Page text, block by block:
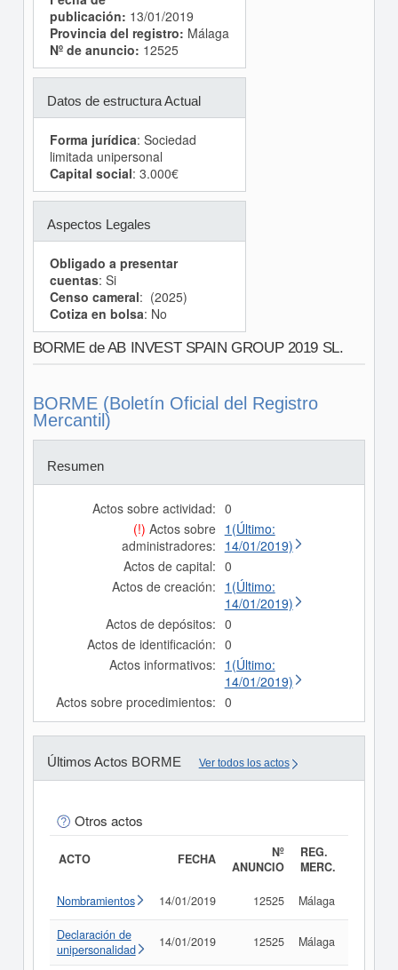
publicación: 13/01/2019
Provincia del registro: Málaga
Nº de anuncio: 12525
Datos de estructura Actual
Forma jurídica: Sociedad
limitada unipersonal
Capital social: 3.000€
Aspectos Legales
Obligado a presentar
cuentas: Si
Censo cameral: (2025)
Cotiza en bolsa: No
BORME de AB INVEST SPAIN GROUP 2019 SL.
BORME (Boletín Oficial del Registro
Mercantil)
Resumen
Actos sobre actividad: 0
(!) Actos sobre
administradores:
1(Último:
14/01/2019)
Actos de capital: 0
Actos de creación: 1(Último:
14/01/2019)
Actos de depósitos: 0
Actos de identificación: 0
Actos informativos: 1(Último:
14/01/2019)
Actos sobre procedimientos: 0
Últimos Actos BORME Ver todos los actos
Otros actos
ACTO FECHA
Nº
ANUNCIO
REG.
MERC.
Nombramientos 14/01/2019 12525 Málaga
Declaración de
unipersonalidad
14/01/2019 12525 Málaga